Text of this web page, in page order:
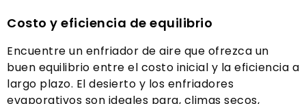
Costo y eficiencia de equilibrio
Encuentre un enfriador de aire que ofrezca un
buen equilibrio entre el costo inicial y la eficiencia a
largo plazo. El desierto y los enfriadores
evaporativos son ideales para, climas secos,